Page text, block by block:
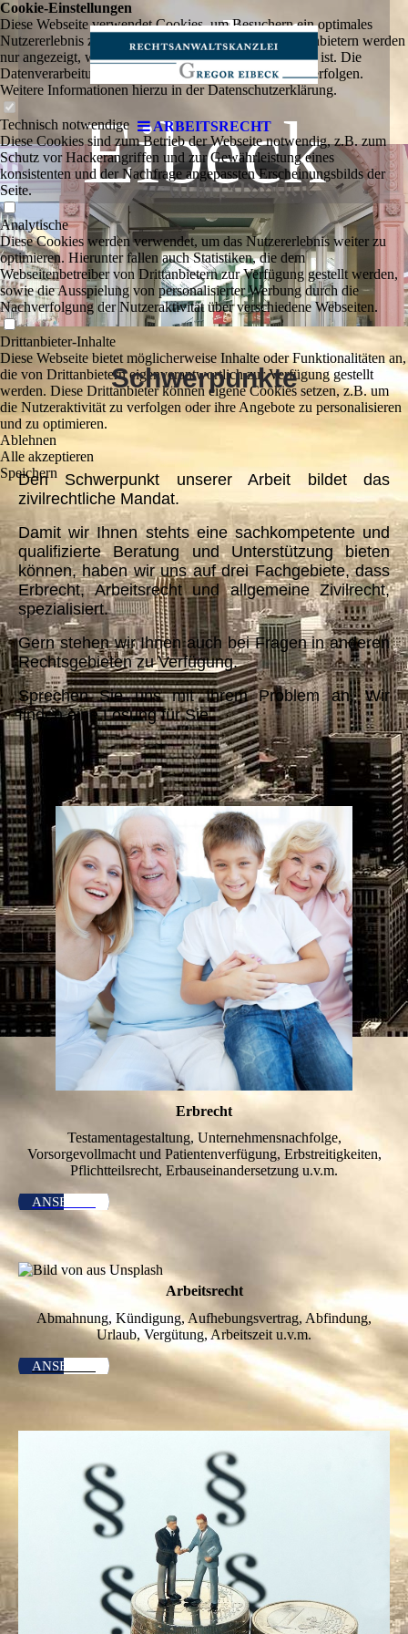
ARBEITSRECHT
anzlei
Eibeck
Schwerpunkte
Den Schwerpunkt unserer Arbeit bildet das
zivilrechtliche Mandat.
Damit wir Ihnen stehts eine sachkompetente und
qualifizierte Beratung und Unterstützung bieten
können, haben wir uns auf drei Fachgebiete, dass
Erbrecht, Arbeitsrecht und allgemeine Zivilrecht,
spezialisiert.
Gern stehen wir Ihnen auch bei Fragen in anderen
Rechtsgebieten zu Verfügung.
Sprechen Sie uns mit Ihrem Problem an. Wir
finden eine Lösung für Sie.
Erbrecht
Testamentagestaltung, Unternehmensnachfolge,
Vorsorgevollmacht und Patientenverfügung, Erbstreitigkeiten,
Pflichtteilsrecht, Erbauseinandersetzung u.v.m.
ANSEHEN
Arbeitsrecht
Abmahnung, Kündigung, Aufhebungsvertrag, Abfindung,
Urlaub, Vergütung, Arbeitszeit u.v.m.
ANSEHEN
Cookie-Einstellungen
Diese Webseite verwendet Cookies, um Besuchern ein optimales
Nutzererlebnis zu bieten. Bestimmte Inhalte von Drittanbietern werden
nur angezeigt, wenn die entsprechende Option aktiviert ist. Die
Datenverarbeitung kann dann auch in einem Drittland erfolgen.
Weitere Informationen hierzu in der Datenschutzerklärung.
Technisch notwendige
Diese Cookies sind zum Betrieb der Webseite notwendig, z.B. zum
Schutz vor Hackerangriffen und zur Gewährleistung eines
konsistenten und der Nachfrage angepassten Erscheinungsbilds der
Seite.
Analytische
Diese Cookies werden verwendet, um das Nutzererlebnis weiter zu
optimieren. Hierunter fallen auch Statistiken, die dem
Webseitenbetreiber von Drittanbietern zur Verfügung gestellt werden,
sowie die Ausspielung von personalisierter Werbung durch die
Nachverfolgung der Nutzeraktivität über verschiedene Webseiten.
Drittanbieter-Inhalte
Diese Webseite bietet möglicherweise Inhalte oder Funktionalitäten an,
die von Drittanbietern eigenverantwortlich zur Verfügung gestellt
werden. Diese Drittanbieter können eigene Cookies setzen, z.B. um
die Nutzeraktivität zu verfolgen oder ihre Angebote zu personalisieren
und zu optimieren.
Ablehnen
Alle akzeptieren
Speichern